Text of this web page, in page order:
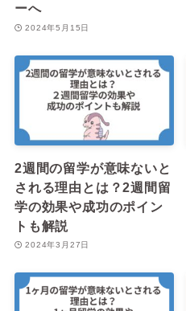
ーへ
2024年5月15日
2週間の留学が意味ないと
される理由とは？2週間留
学の効果や成功のポイン
トも解説
2024年3月27日